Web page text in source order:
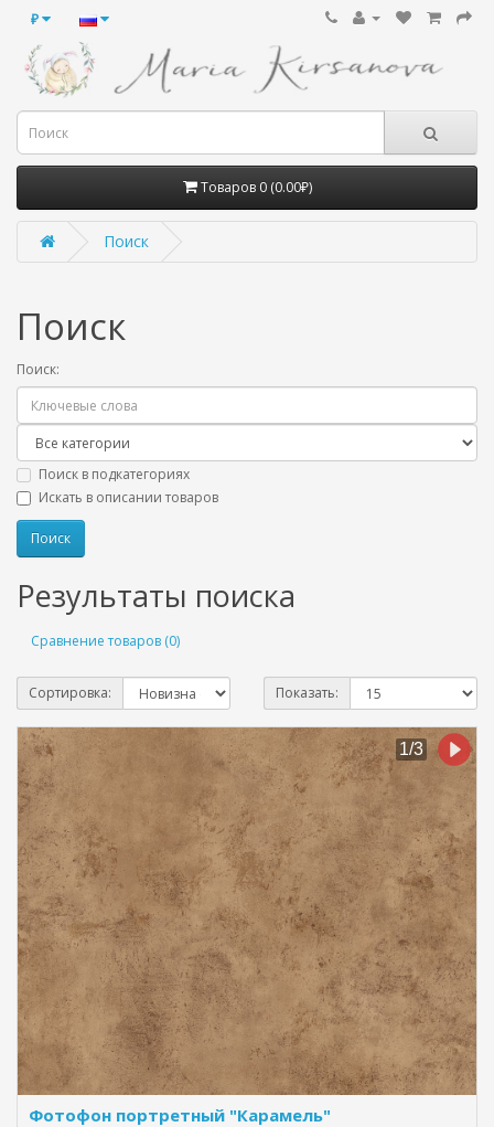
₽
Товаров 0 (0.00₽)
Поиск
Поиск
Поиск:
Поиск в подкатегориях
Искать в описании товаров
Результаты поиска
Сравнение товаров (0)
Сортировка: Показать:
Фотофон портретный "Карамель"